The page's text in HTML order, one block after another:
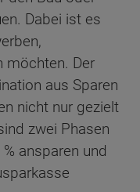
Dabei ist es
möchten. Der
aus Sparen
nicht nur gezielt
zwei Phasen
ansparen und